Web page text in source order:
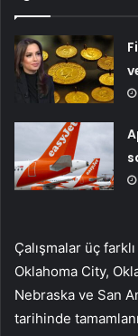
Çalışmalar üç
Oklahoma City,
Nebraska ve San
tarihinde